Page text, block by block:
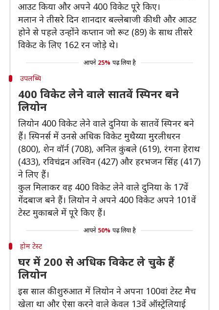
आउट किया और अपने 400 विकेट पूरे किए।
मलान ने तीसरे दिन शानदार बल्लेबाजी की थी और आउट
होने से पहले उन्होंने कप्तान जो रूट (89) के साथ तीसरे
विकेट के लिए 162 रन जोड़े थे।
आपने 25% पढ़ लिया है
उपलब्धि
400 विकेट लेने वाले सातवें स्पिनर बने
लियोन
लियोन 400 विकेट लेने वाले दुनिया के सातवें स्पिनर बने
हैं। स्पिनर्स में उनसे अधिक विकेट मुथैय्या मुरलीधरन
(800), शेन वॉर्न (708), अनिल कुंबले (619), रंगना हेराथ
(433), रविचंद्रन अश्विन (427) और हरभजन सिंह (417)
ने लिए हैं।
कुल मिलाकर वह 400 विकेट लेने वाले दुनिया के 17वें
गेंदबाज बने हैं। लियोन ने अपने 400 विकेट अपने 101वें
टेस्ट मुकाबले में पूरे किए हैं।
आपने 50% पढ़ लिया है
होम टेस्ट
घर में 200 से अधिक विकेट ले चुके हैं
लियोन
इस साल की शुरुआत में लियोन ने अपना 100वां टेस्ट मैच
खेला था और ऐसा करने वाले केवल 13वें ऑस्ट्रेलियाई